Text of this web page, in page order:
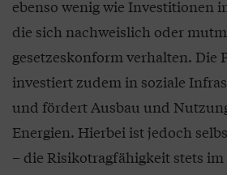
ebenso wenig wie Investitionen
die sich nachweislich oder
gesetzeskonform verhalten. Die
investiert zudem in soziale
und fördert Ausbau und
Energien. Hierbei ist jedoch
– die Risikotragfähigkeit stets